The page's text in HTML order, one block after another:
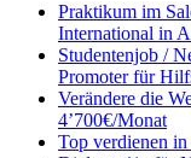
Praktikum im
International in
Studentenjob /
Promoter für
Verändere die
4’700€/Monat
Top verdienen